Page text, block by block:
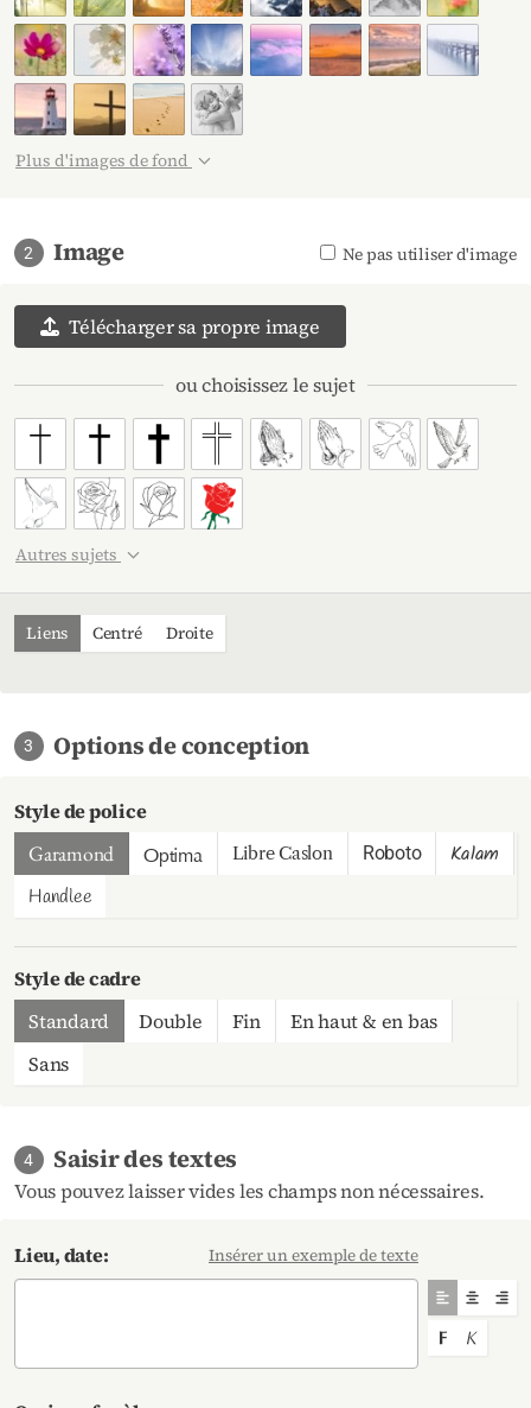
Plus d'images de fond
Représenter en noir et blanc
2 Image Ne pas utiliser d'image
Télécharger sa propre image
ou choisissez le sujet
Autres sujets
Liens Centré Droite
3 Options de conception
Style de police
Garamond Optima Libre Caslon Roboto Kalam
Handlee
Style de cadre
Standard
Double Fin
En haut & en bas
Sans
4 Saisir des textes
Vous pouvez laisser vides les champs non nécessaires.
Lieu, date: Insérer un exemple de texte
Aligner le
Aligner
Mettre le
Mettre